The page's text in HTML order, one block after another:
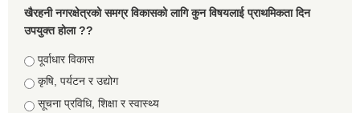
खैरहनी नगरक्षेत्रको समग्र विकासको लागि कुन विषयलाई प्राथमिकता दिन
उपयुक्त होला ??
Choices
पूर्वाधार विकास
कृषि, पर्यटन र उद्योग
सूचना प्रविधि, शिक्षा र स्वास्थ्य